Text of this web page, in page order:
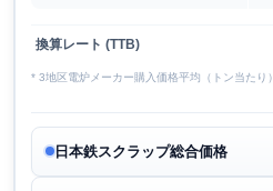
換算レート (TTB)
* 3地区電炉メーカー購入価格平均（トン当たり）
日本鉄スクラップ総合価格